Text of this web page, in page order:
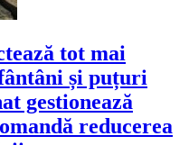
tot mai
și puțuri
gestionează
reducerea